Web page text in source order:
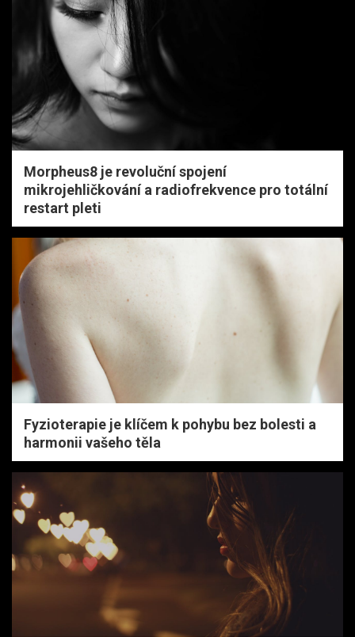
Morpheus8 je revoluční spojení
mikrojehličkování a radiofrekvence pro totální
restart pleti
Fyzioterapie je klíčem k pohybu bez bolesti a
harmonii vašeho těla